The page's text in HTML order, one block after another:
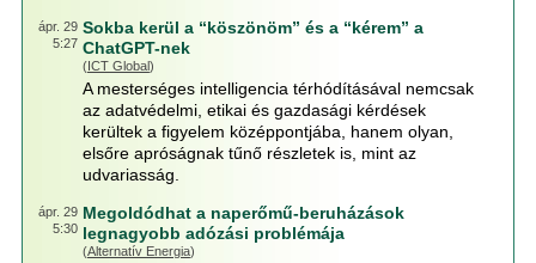
ápr. 29
5:27
Sokba kerül a “köszönöm” és a “kérem” a
ChatGPT-nek
(ICT Global)
A mesterséges intelligencia térhódításával nemcsak
az adatvédelmi, etikai és gazdasági kérdések
kerültek a figyelem középpontjába, hanem olyan,
elsőre apróságnak tűnő részletek is, mint az
udvariasság.
ápr. 29
5:30
Megoldódhat a naperőmű-beruházások
legnagyobb adózási problémája
(Alternatív Energia)